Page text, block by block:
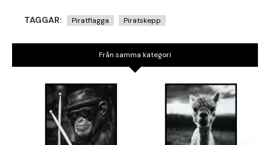
TAGGAR: Piratflagga Piratskepp
Från samma kategori